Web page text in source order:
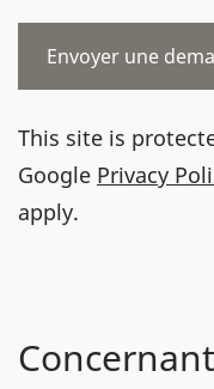
This site is
Google Privacy
apply.
Concernant